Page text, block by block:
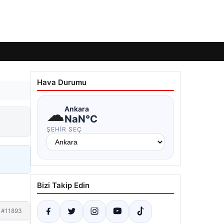
#11893
Hava Durumu
☁Ankara
NaN°C
ŞEHIR SEÇ
Bizi Takip Edin